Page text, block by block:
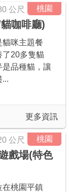
桃園
咖啡廳)
公尺
貓咪主題餐
了20多隻貓
是品種貓，讓
...
更多資訊
桃園
戲場(特色
公尺
在桃園平鎮